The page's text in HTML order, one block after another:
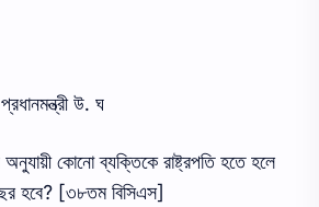
উ. ঘ
অনুযায়ী কোনো ব্যক্তিকে রাষ্ট্রপতি হতে হলে
হবে? [৩৮তম বিসিএস]